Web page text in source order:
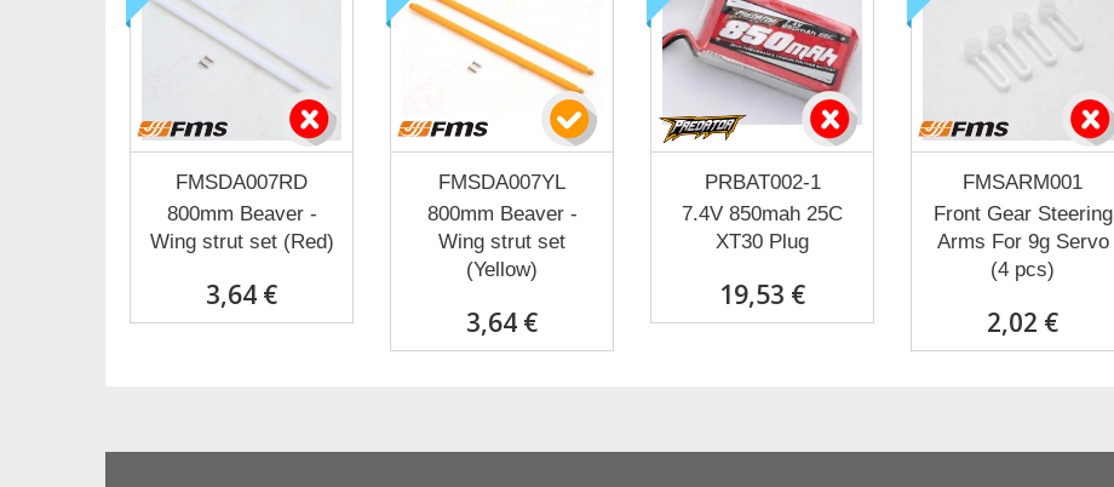
FMSDA007RD
800mm Beaver -
Wing strut set (Red)
3,64 €
FMSDA007YL
800mm Beaver -
Wing strut set
(Yellow)
3,64 €
PRBAT002-1
7.4V 850mah 25C
XT30 Plug
19,53 €
FMSARM001
Front Gear Steering
Arms For 9g Servo
(4 pcs)
2,02 €